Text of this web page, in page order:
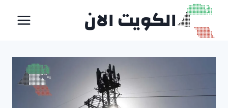
التجاوز
المحتوى
الكويت الان